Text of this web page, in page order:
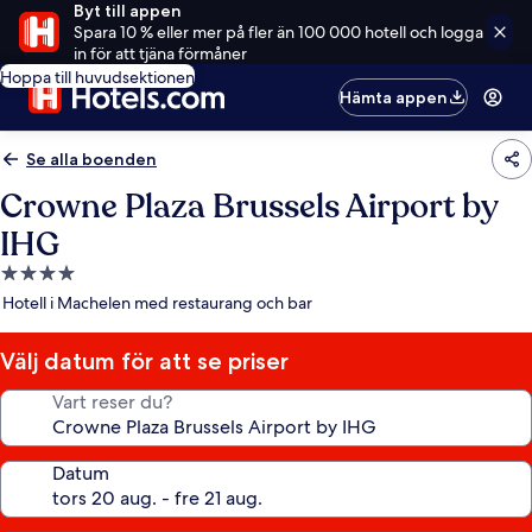
Byt till appen
Spara 10 % eller mer på fler än 100 000 hotell och logga
in för att tjäna förmåner
Hoppa till huvudsektionen
Hämta appen
Se alla boenden
Crowne Plaza Brussels Airport by
IHG
4.0-
stjärnigt
Hotell i Machelen med restaurang och bar
Välj datum för att se priser
Vart reser du?
Datum